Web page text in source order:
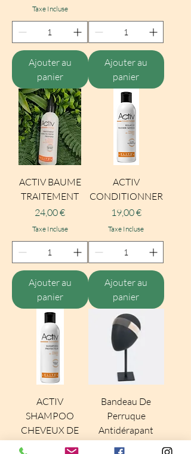
Taxe Incluse
Ajouter au
panier
Ajouter au
panier
ACTIV BAUME
TRAITEMENT
Prix
24,00 €
Taxe Incluse
Ajouter au
panier
ACTIV
CONDITIONNER
Prix
19,00 €
Taxe Incluse
Ajouter au
panier
ACTIV
SHAMPOO
CHEVEUX DE
SYNTHESE
Bandeau De
Perruque
Antidérapant
Prix
15,00 €